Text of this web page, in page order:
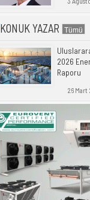
KONUK YAZAR
2026
Raporu
26 Mart